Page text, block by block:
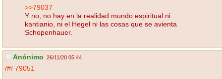
>>79037
Y no, no hay en la realidad mundo espiritual ni
kantianio, ni el Hegel ni las cosas que se avienta
Schopenhauer.
Anónimo 26/11/20 05:44
/#/ 79051